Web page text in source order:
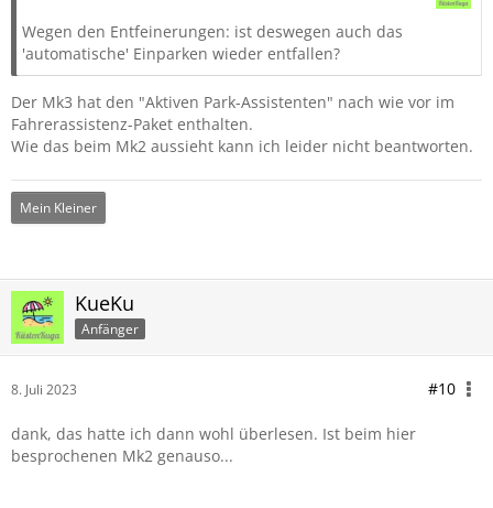
Wegen den Entfeinerungen: ist deswegen auch das
'automatische' Einparken wieder entfallen?
Der Mk3 hat den "Aktiven Park-Assistenten" nach wie vor im
Fahrerassistenz-Paket enthalten.
Wie das beim Mk2 aussieht kann ich leider nicht beantworten.
Mein Kleiner
KueKu
Anfänger
8. Juli 2023 #10
dank, das hatte ich dann wohl überlesen. Ist beim hier
besprochenen Mk2 genauso...